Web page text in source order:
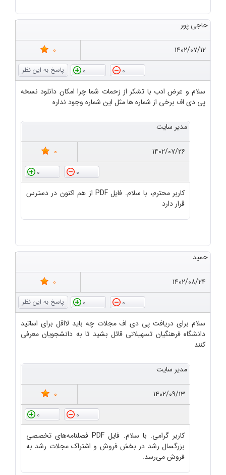
حاجی پور
۱۴۰۲/۰۷/۱۲
0
0
0
سلام و عرض ادب با تشکر از زحمات شما چرا امکان دانلود نسخه
پی دی اف برخی از شماره ها مثل این شماره وجود نداره
مدیر سایت
۱۴۰۲/۰۷/۲۶
0
0
0
کاربر محترم، با سلام. فایل PDF از هم اکنون در دسترس
قرار دارد
حمید
۱۴۰۲/۰۸/۲۴
0
0
0
سلام برای دریافت پی دی اف مجلات چه باید لااقل برای اساتید
دانشگاه فرهنگیان تسهیلاتی قائل بشید تا به دانشجویان معرفی
کنند
مدیر سایت
۱۴۰۲/۰۹/۱۳
0
0
0
کاربر گرامی. با سلام. فایل PDF فصلنامه‌های تخصصی
بزرگسال رشد در بخش فروش و اشتراک مجلات رشد به
فروش می‌رسد.